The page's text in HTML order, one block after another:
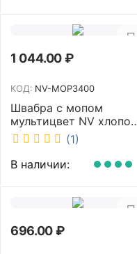
1 044.00₽
КОД: NV-MOP3400
Швабра с мопом
мультицвет NV хлопок
40 см NV-MOP3400
(1)
В наличии:
696.00₽